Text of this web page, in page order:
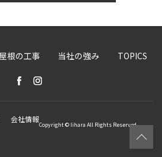
屋根の工事 当社の強み TOPICS
会社情報
Copyright © Iihara All Rights Reserved.